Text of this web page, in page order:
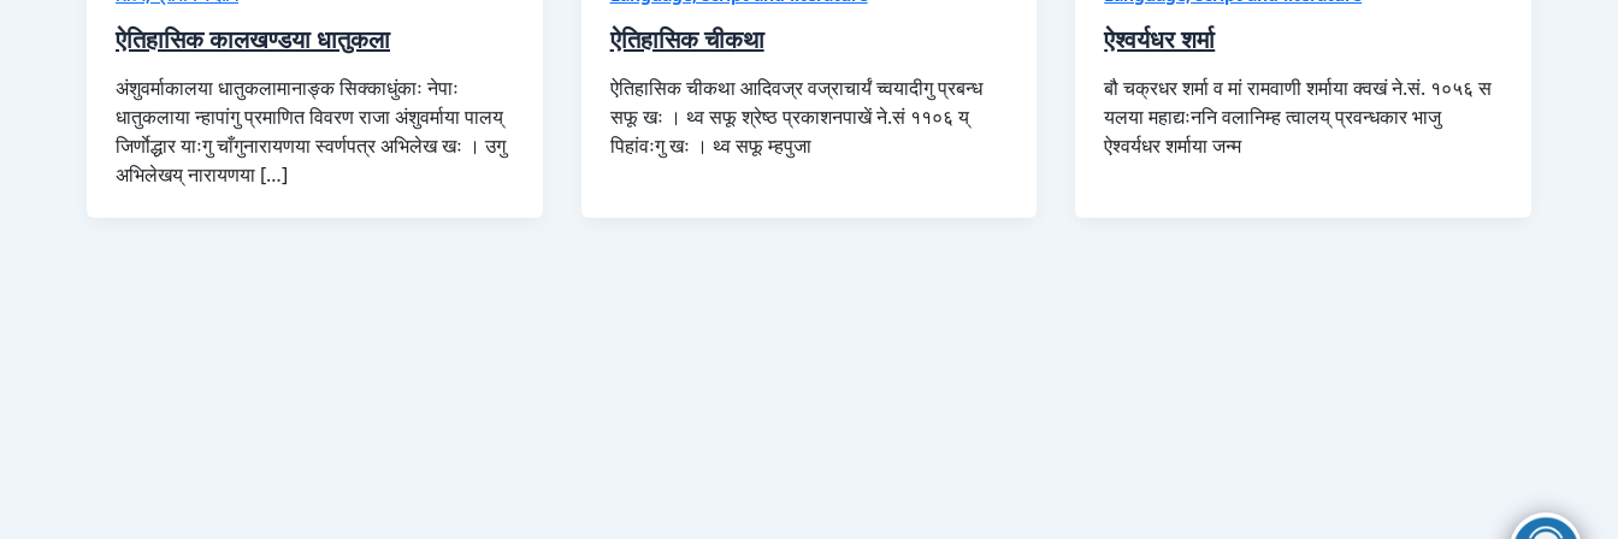
ऐतिहासिक कालखण्डया धातुकला
अंशुवर्माकालया धातुकलामानाङ्क सिक्काधुंकाः नेपाः
धातुकलाया न्हापांगु प्रमाणित विवरण राजा अंशुवर्माया पालय्
जिर्णाेद्धार याःगु चाँगुनारायणया स्वर्णपत्र अभिलेख खः । उगु
अभिलेखय् नारायणया […]
ऐतिहासिक चीकथा
ऐतिहासिक चीकथा आदिवज्र वज्राचार्यं च्वयादीगु प्रबन्ध
सफू खः । थ्व सफू श्रेष्ठ प्रकाशनपाखें ने.सं ११०६ य्
पिहांवःगु खः । थ्व सफू म्हपुजा
ऐश्वर्यधर शर्मा
बौ चक्रधर शर्मा व मां रामवाणी शर्माया क्वखं ने.सं. १०५६ स
यलया महाद्यःननि वलानिम्ह त्वालय् प्रवन्धकार भाजु
ऐश्वर्यधर शर्माया जन्म